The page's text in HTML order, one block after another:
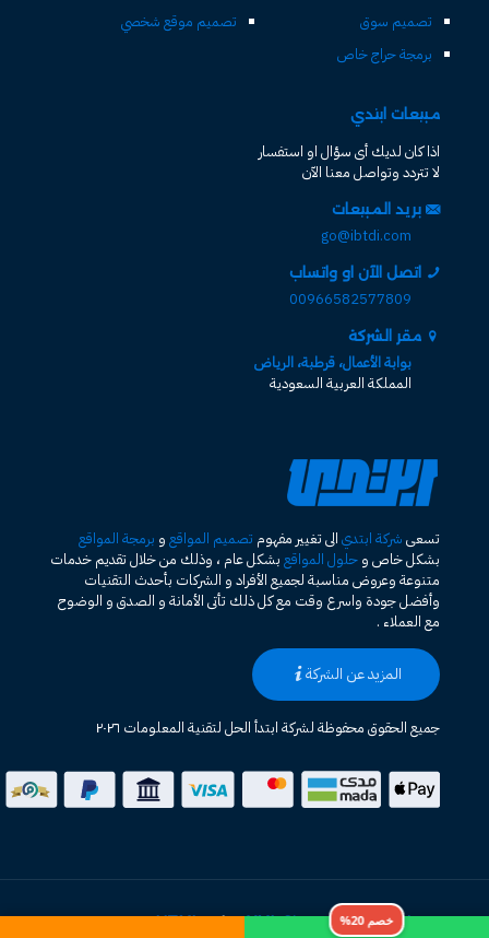
تصميم سوق
برمجة حراج خاص
تصميم موقع شخصي
مبيعات ابتدي
اذا كان لديك أى سؤال او استفسار
لا تتردد وتواصل معنا الآن
بريد المبيعات
go@ibtdi.com
اتصل الآن او واتساب
00966582577809
مقر الشركة
بوابة الأعمال، قرطبة، الرياض
المملكة العربية السعودية
خصم 20%
تسعى شركة ابتدي الى تغيير مفهوم تصميم المواقع و برمجة المواقع
بشكل خاص و حلول المواقع بشكل عام ، وذلك من خلال تقديم خدمات
متنوعة وعروض مناسبة لجميع الأفراد و الشركات بأحدث التقنيات
وأفضل جودة واسرع وقت مع كل ذلك تأتى الأمانة و الصدق و الوضوح
مع العملاء .
المزيد عن الشركة
جميع الحقوق محفوظة لشركة ابتدأ الحل لتقنية المعلومات ٢٠٢٦
خريطة الموقع HTML | XML Sitemap